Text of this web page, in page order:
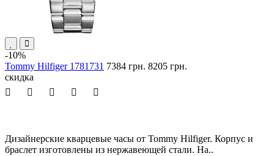
-10%
Tommy Hilfiger 1781731 7384 грн. 8205 грн.
скидка
Дизайнерские кварцевые часы от Tommy Hilfiger. Корпус и
браслет изготовлены из нержавеющей стали. На..